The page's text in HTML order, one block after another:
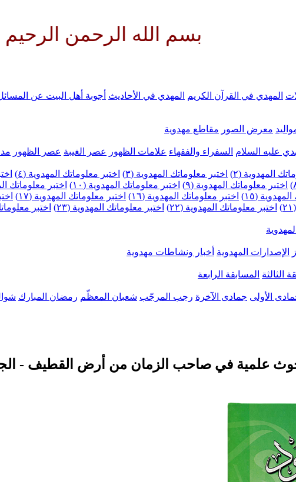
بسم الله الرحمن الرحيم اللهم
المهدي في القرآن الكريم المهدي في الأحاديث أجوبة أهل البيت عن
معرض الصور مقاطع مهدوية
عليه السلام السفراء والفقهاء علامات الظهور عصر الغيبة عصر الظهور
المهدوية (٢) اختبر معلوماتك المهدوية (٣) اختبر معلوماتك المهدوية (٤)
اختبر معلوماتك المهدوية (٩) اختبر معلوماتك المهدوية (١٠) اختبر معلوماتك
(١٥) اختبر معلوماتك المهدوية (١٦) اختبر معلوماتك المهدوية (١٧)
اختبر معلوماتك المهدوية (٢٢) اختبر معلوماتك المهدوية (٢٣)
اختبر
الإصدارات المهدوية أخبار ونشاطات مهدوية
الثالثة المسابقة الرابعة
الأولى جمادى الآخرة رجب المرجّب شعبان المعظّم رمضان المبارك
علمية في صاحب الزمان من أرض القطيف -